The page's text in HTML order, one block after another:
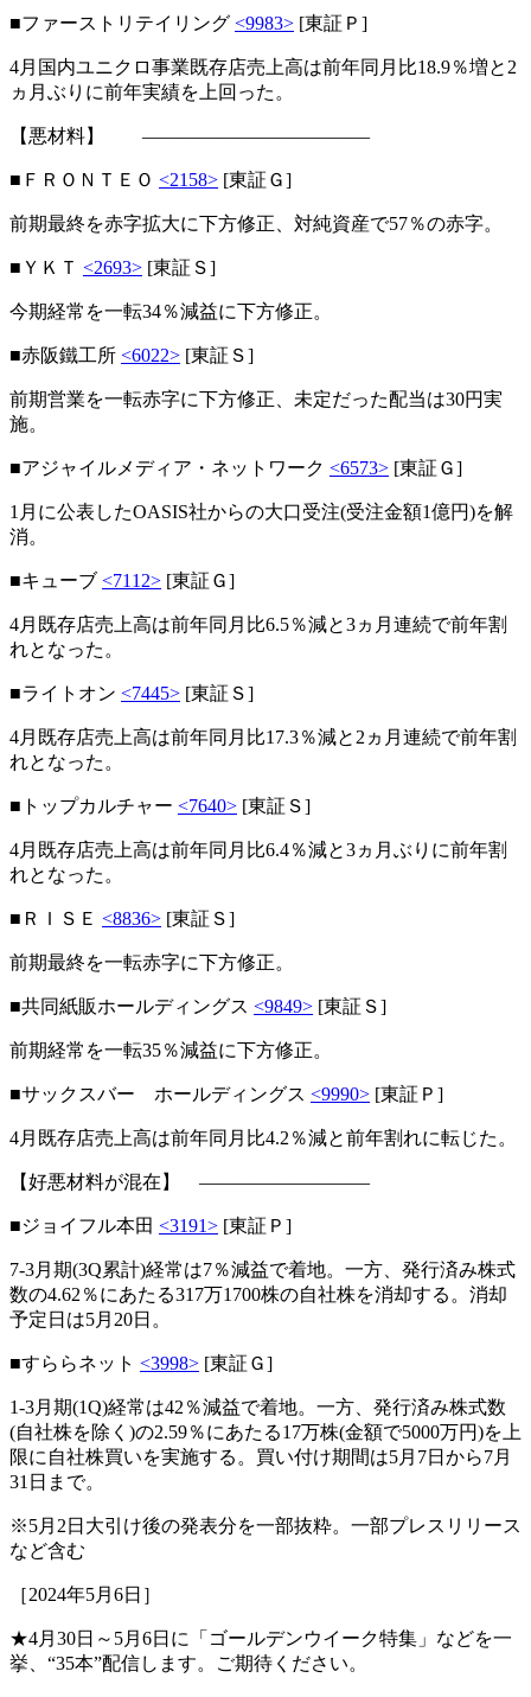
■ファーストリテイリング <9983> [東証Ｐ]
4月国内ユニクロ事業既存店売上高は前年同月比18.9％増と2
ヵ月ぶりに前年実績を上回った。
【悪材料】 ――――――――――――
■ＦＲＯＮＴＥＯ <2158> [東証Ｇ]
前期最終を赤字拡大に下方修正、対純資産で57％の赤字。
■ＹＫＴ <2693> [東証Ｓ]
今期経常を一転34％減益に下方修正。
■赤阪鐵工所 <6022> [東証Ｓ]
前期営業を一転赤字に下方修正、未定だった配当は30円実
施。
■アジャイルメディア・ネットワーク <6573> [東証Ｇ]
1月に公表したOASIS社からの大口受注(受注金額1億円)を解
消。
■キューブ <7112> [東証Ｇ]
4月既存店売上高は前年同月比6.5％減と3ヵ月連続で前年割
れとなった。
■ライトオン <7445> [東証Ｓ]
4月既存店売上高は前年同月比17.3％減と2ヵ月連続で前年割
れとなった。
■トップカルチャー <7640> [東証Ｓ]
4月既存店売上高は前年同月比6.4％減と3ヵ月ぶりに前年割
れとなった。
■ＲＩＳＥ <8836> [東証Ｓ]
前期最終を一転赤字に下方修正。
■共同紙販ホールディングス <9849> [東証Ｓ]
前期経常を一転35％減益に下方修正。
■サックスバー ホールディングス <9990> [東証Ｐ]
4月既存店売上高は前年同月比4.2％減と前年割れに転じた。
【好悪材料が混在】 ―――――――――
■ジョイフル本田 <3191> [東証Ｐ]
7-3月期(3Q累計)経常は7％減益で着地。一方、発行済み株式
数の4.62％にあたる317万1700株の自社株を消却する。消却
予定日は5月20日。
■すららネット <3998> [東証Ｇ]
1-3月期(1Q)経常は42％減益で着地。一方、発行済み株式数
(自社株を除く)の2.59％にあたる17万株(金額で5000万円)を上
限に自社株買いを実施する。買い付け期間は5月7日から7月
31日まで。
※5月2日大引け後の発表分を一部抜粋。一部プレスリリース
など含む
［2024年5月6日］
★4月30日～5月6日に「ゴールデンウイーク特集」などを一
挙、“35本”配信します。ご期待ください。